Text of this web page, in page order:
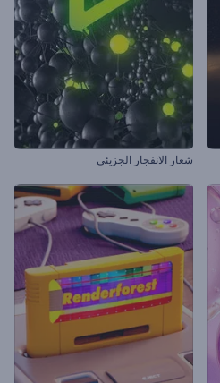
شعار الانفجار الجزيئي